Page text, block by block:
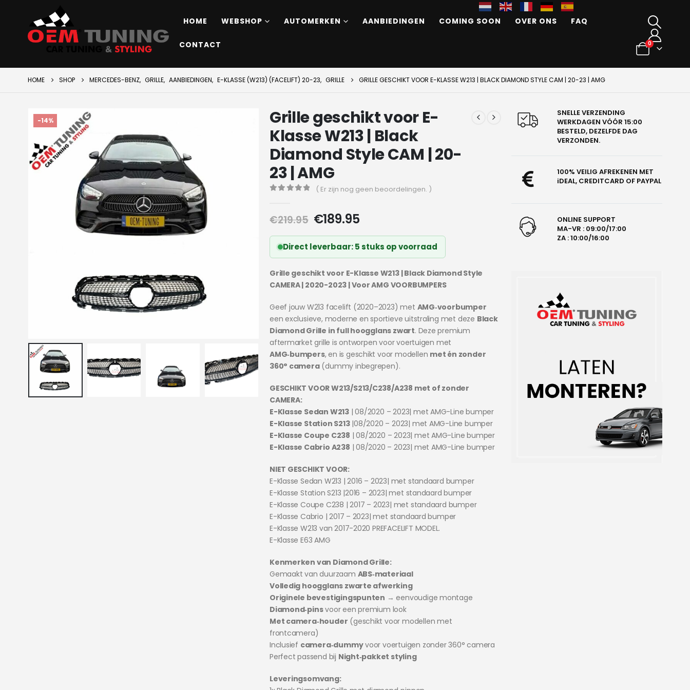
HOME WEBSHOP AUTOMERKEN AANBIEDINGEN COMING SOON OVER ONS FAQ
CONTACT 0
HOME SHOP MERCEDES-BENZ, GRILLE, AANBIEDINGEN, E-KLASSE (W213) (FACELIFT) 20-23, GRILLE GRILLE GESCHIKT VOOR E-KLASSE W213 | BLACK DIAMOND STYLE CAM | 20-23 | AMG
-14%
Grille geschikt voor E-
Klasse W213 | Black
Diamond Style CAM | 20-
23 | AMG
( Er zijn nog geen beoordelingen. )
€219.95 Oorspronkelijke
was:
€219.95.
€189.95Huidige
is:
€189.95.
Direct leverbaar: 5 stuks op voorraad
Grille geschikt voor E-Klasse W213 | Black Diamond Style
CAMERA | 2020-2023 | Voor AMG VOORBUMPERS
Geef jouw W213 facelift (2020–2023) met AMG‑voorbumper
een exclusieve, moderne en sportieve uitstraling met deze Black
Diamond Grille in full hoogglans zwart. Deze premium
aftermarket grille is ontworpen voor voertuigen met
AMG‑bumpers, en is geschikt voor modellen met én zonder
360° camera(dummy inbegrepen).
GESCHIKT VOOR W213/S213/C238/A238 met of zonder
CAMERA:
E-Klasse Sedan W213| 08/2020 – 2023| met AMG-Line bumper
E-Klasse Station S213|08/2020 – 2023| met AMG-Line bumper
E-Klasse Coupe C238 | 08/2020 – 2023| met AMG-Line bumper
E-Klasse Cabrio A238 | 08/2020 – 2023| met AMG-Line bumper
NIET GESCHIKT VOOR:
E-Klasse Sedan W213 | 2016 – 2023| met standaard bumper
E-Klasse Station S213 |2016 – 2023| met standaard bumper
E-Klasse Coupe C238 | 2017 – 2023| met standaard bumper
E-Klasse Cabrio | 2017 – 2023| met standaard bumper
E-Klasse W213 van 2017-2020 PREFACELIFT MODEL.
E-Klasse E63 AMG
Kenmerken van Diamond Grille:
Gemaakt van duurzaam ABS‑materiaal
Volledig hoogglans zwarte afwerking
Originele bevestigingspunten → eenvoudige montage
Diamond‑pinsvoor een premium look
Met camera‑houder (geschikt voor modellen met
frontcamera)
Inclusief camera‑dummyvoor voertuigen zonder 360° camera
Perfect passend bij Night‑pakket styling
Leveringsomvang:
SNELLE VERZENDING
WERKDAGEN VÓÓR 15:00
BESTELD, DEZELFDE DAG
VERZONDEN.
100% VEILIG AFREKENEN MET
iDEAL, CREDITCARD OF PAYPAL
ONLINE SUPPORT
MA-VR : 09:00/17:00
ZA : 10:00/16:00